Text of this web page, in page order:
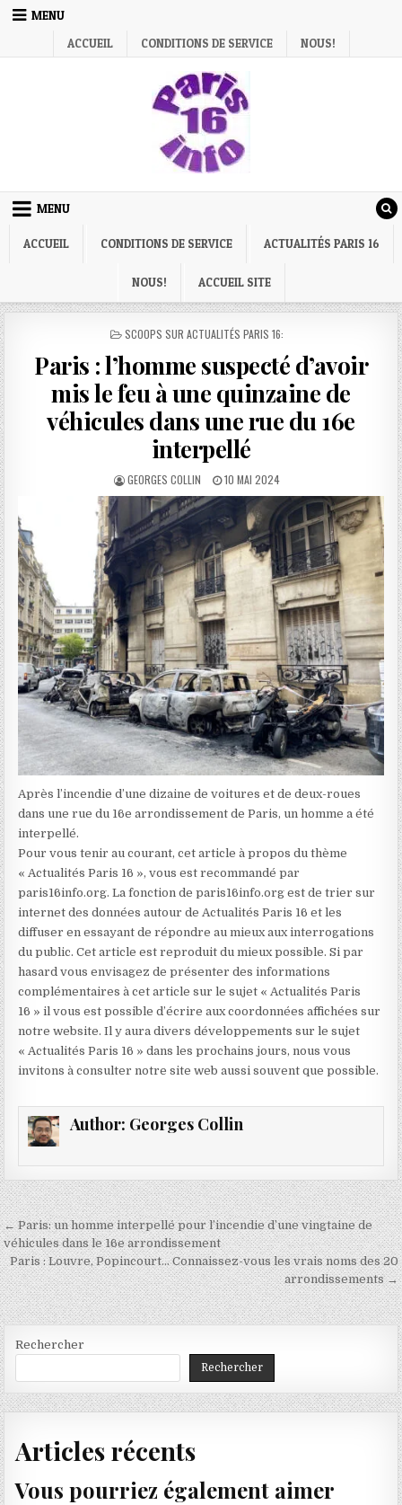
Skip
MENU
ACCUEIL
CONDITIONS DE SERVICE NOUS!
MENU
ACCUEIL CONDITIONS DE SERVICE ACTUALITÉS PARIS 16
NOUS! ACCUEIL SITE
POSTED
SCOOPS SUR ACTUALITÉS PARIS 16:
Paris : l’homme suspecté d’avoir
mis le feu à une quinzaine de
véhicules dans une rue du 16e
interpellé
AUTHOR:
GEORGES COLLIN
PUBLISHED
DATE:
10 MAI 2024
Après l’incendie d’une dizaine de voitures et de deux-roues
dans une rue du 16e arrondissement de Paris, un homme a été
interpellé.
Pour vous tenir au courant, cet article à propos du thème
« Actualités Paris 16 », vous est recommandé par
paris16info.org. La fonction de paris16info.org est de trier sur
internet des données autour de Actualités Paris 16 et les
diffuser en essayant de répondre au mieux aux interrogations
du public. Cet article est reproduit du mieux possible. Si par
hasard vous envisagez de présenter des informations
complémentaires à cet article sur le sujet « Actualités Paris
16 » il vous est possible d’écrire aux coordonnées affichées sur
notre website. Il y aura divers développements sur le sujet
« Actualités Paris 16 » dans les prochains jours, nous vous
invitons à consulter notre site web aussi souvent que possible.
Author: Georges Collin
Navigation
de
l’article
← Paris: un homme interpellé pour l’incendie d’une vingtaine de
véhicules dans le 16e arrondissement
Paris : Louvre, Popincourt… Connaissez-vous les vrais noms des 20
arrondissements →
Rechercher
Rechercher
Articles récents
Vous pourriez également aimer